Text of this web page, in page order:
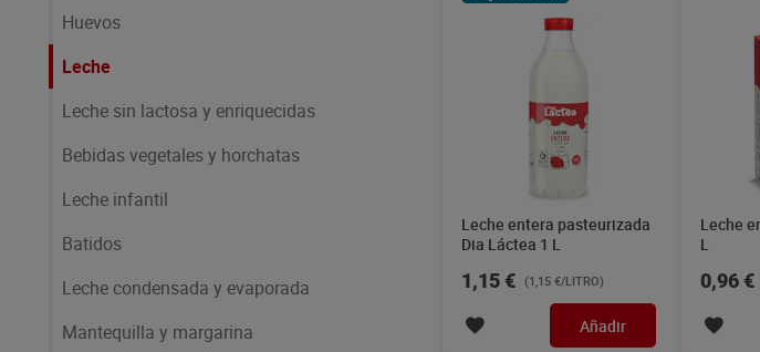
Huevos
Leche
Leche sin lactosa y enriquecidas
Bebidas vegetales y horchatas
Leche infantil
Batidos
Leche condensada y evaporada
Mantequilla y margarina
Leche entera pasteurizada
Dia Láctea 1 L
1,15 € (1,15 €/LITRO)
Añadir
Leche
L
0,96 €